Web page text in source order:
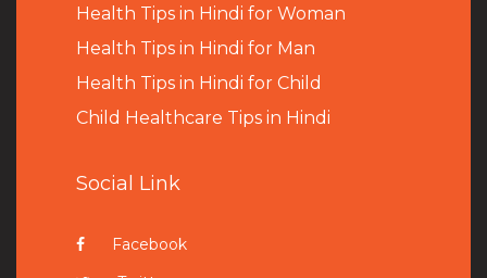
Health Tips in Hindi for Woman
Health Tips in Hindi for Man
Health Tips in Hindi for Child
Child Healthcare Tips in Hindi
Social Link
Facebook